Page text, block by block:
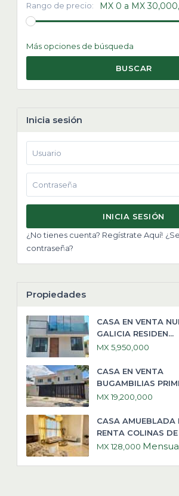
Rango de precio: MX 0 a MX
Más opciones de búsqueda
BUSCAR
Inicia sesión
INICIA SESIÓN
¿No tienes cuenta? Regístrate Aquí!
contraseña?
Propiedades
CASA EN VENTA
GALICIA RESIDEN...
MX 5,950,000
CASA EN VENTA
BUGAMBILIAS
MX 19,200,000
CASA AMUEBLADA
RENTA COLINAS DE
MX 128,000